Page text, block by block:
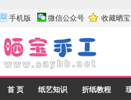
手机版 微信公众号 收藏晒宝
首 页 纸艺知识 折纸教程